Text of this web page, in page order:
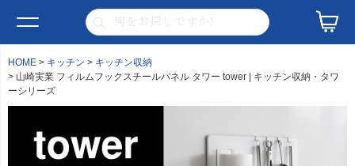
HOME キッチン
キッチン収納
山崎実業 フィルムフックスチールパネル タワー tower | キッチン収納・タワ
ーシリーズ